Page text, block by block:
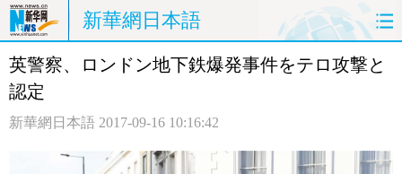
新華網日本語
ホームページ 政治 経済
観光 評論
英警察、ロンドン地下鉄爆発事件をテロ攻撃と
認定
新華網日本語 2017-09-16 10:16:42